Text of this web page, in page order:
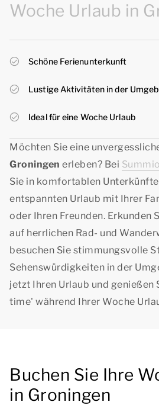
Woche Urlaub in
Schöne Ferienunterkunft
Lustige Aktivitäten in der
Ideal für eine Woche Urlaub
Möchten Sie eine
Groningen erleben? Bei
Sie in komfortablen
entspannten Urlaub mit Ihrer
oder Ihren Freunden. Erkunden
auf herrlichen Rad- und
besuchen Sie stimmungsvolle
Sehenswürdigkeiten in der
jetzt Ihren Urlaub und genießen
time' während Ihrer Woche
Buchen Sie Ihre
in Groningen